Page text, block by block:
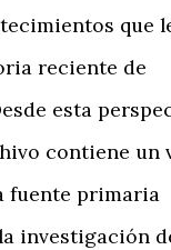
que
reciente de
esta
contiene un
fuente primaria
investigación